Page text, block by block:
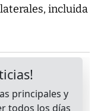
incluida